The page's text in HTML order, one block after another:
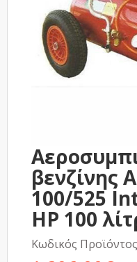
βενζίνης
100/525
HP 100
Κωδικός